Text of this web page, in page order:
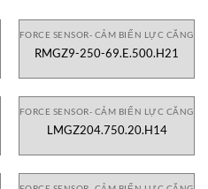
FORCE SENSOR- CẢM BIẾN LỰC CĂNG
RMGZ9-250-69.E.500.H21
FORCE SENSOR- CẢM BIẾN LỰC CĂNG
LMGZ204.750.20.H14